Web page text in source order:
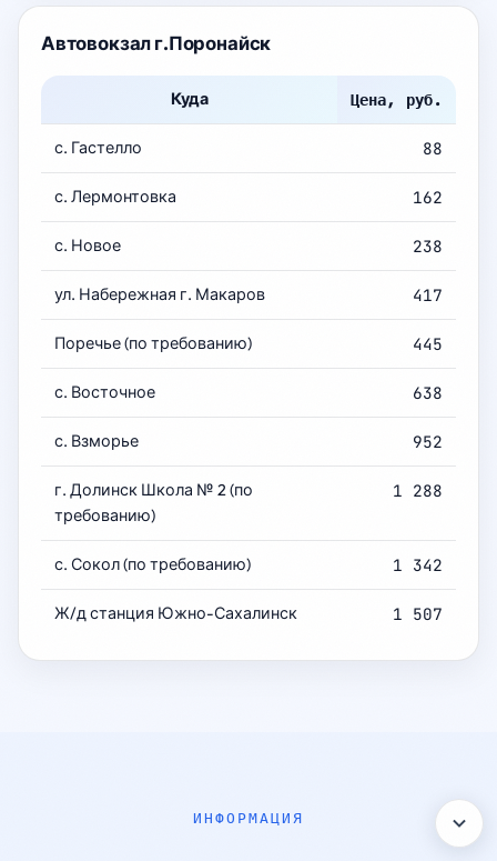
Автовокзал г.Поронайск
Куда Цена, руб.
с. Гастелло 88
с. Лермонтовка 162
с. Новое 238
ул. Набережная г. Макаров 417
Поречье (по требованию) 445
с. Восточное 638
с. Взморье 952
г. Долинск Школа № 2 (по
требованию)
1 288
с. Сокол (по требованию) 1 342
Ж/д станция Южно-Сахалинск 1 507
ИНФОРМАЦИЯ